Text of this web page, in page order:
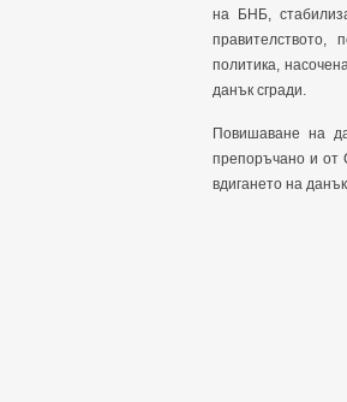
на БНБ,
правителството,
политика,
данък сгради.
Повишаване на
препоръчано и от
вдигането на